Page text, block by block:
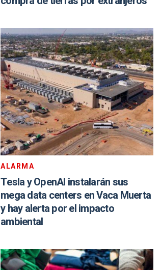
ALARMA
Tesla y OpenAI instalarán sus
mega data centers en Vaca Muerta
y hay alerta por el impacto
ambiental